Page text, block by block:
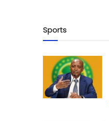
Sports